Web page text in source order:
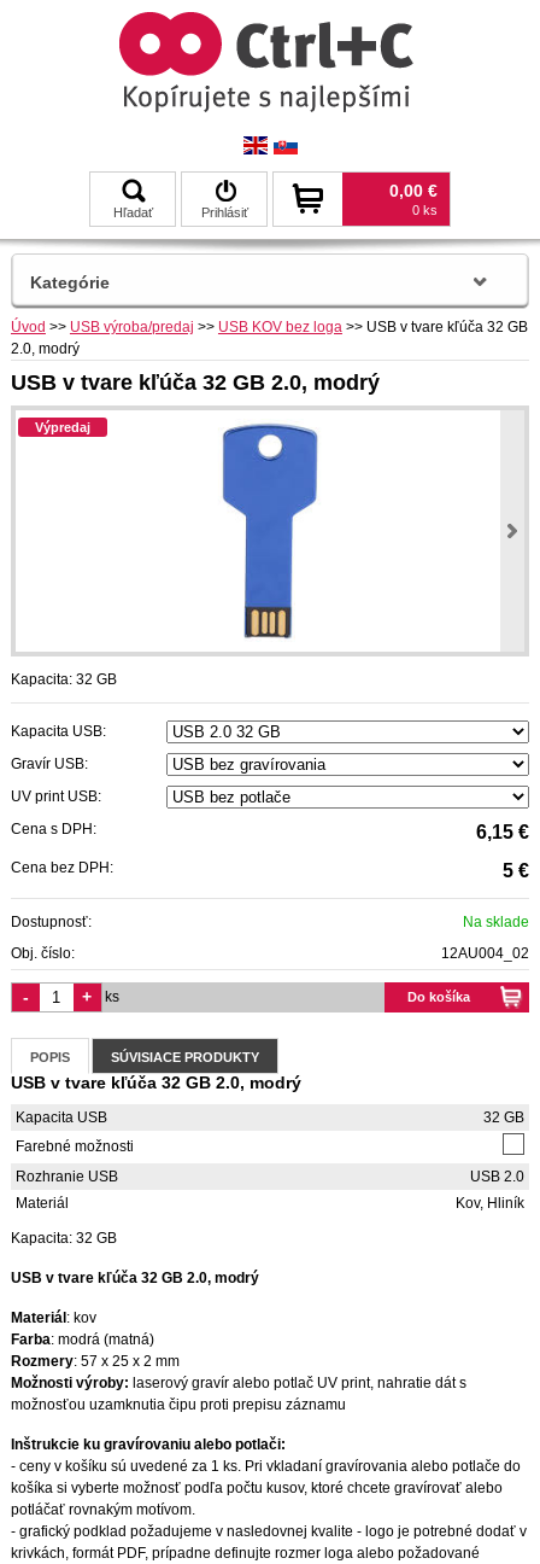
Hľadať Prihlásiť
0,00 €
0 ks
Úvod >> USB výroba/predaj >> USB KOV bez loga >> USB v tvare kľúča 32 GB
2.0, modrý
USB v tvare kľúča 32 GB 2.0, modrý
Výpredaj
Kapacita: 32 GB
Kapacita USB:
Gravír USB:
UV print USB:
Cena s DPH:
6,15 €
Cena bez DPH: 5 €
Dostupnosť:
Na sklade
Obj. číslo:
12AU004_02
Do košíka
- + ks
POPIS SÚVISIACE PRODUKTY
USB v tvare kľúča 32 GB 2.0, modrý
Kapacita USB
32 GB
Farebné možnosti
Rozhranie USB
USB 2.0
Materiál
Kov, Hliník
Kapacita: 32 GB
USB v tvare kľúča 32 GB 2.0, modrý
Materiál: kov
Farba: modrá (matná)
Rozmery: 57 x 25 x 2 mm
Možnosti výroby: laserový gravír alebo potlač UV print, nahratie dát s
možnosťou uzamknutia čipu proti prepisu záznamu
Inštrukcie ku gravírovaniu alebo potlači:
- ceny v košíku sú uvedené za 1 ks. Pri vkladaní gravírovania alebo potlače do
košíka si vyberte možnosť podľa počtu kusov, ktoré chcete gravírovať alebo
potláčať rovnakým motívom.
- grafický podklad požadujeme v nasledovnej kvalite - logo je potrebné dodať v
krivkách, formát PDF, prípadne definujte rozmer loga alebo požadované
Kategórie